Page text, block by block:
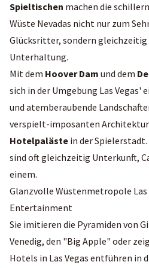
Spieltischen machen die
Wüste Nevadas nicht nur zum
Glücksritter, sondern
Unterhaltung.
Mit dem Hoover Dam und dem
sich in der Umgebung Las Vegas'
und atemberaubende
verspielt-imposanten
Hotelpaläste in der Spielerstadt.
sind oft gleichzeitig Unterkunft,
einem.
Glanzvolle Wüstenmetropole
Entertainment
Sie imitieren die Pyramiden von
Venedig, den "Big Apple" oder
Hotels in Las Vegas entführen in